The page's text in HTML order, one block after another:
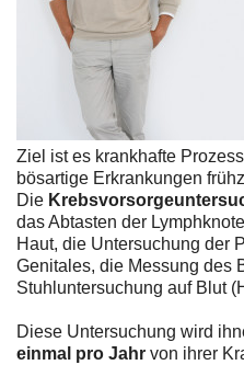
Ziel ist es krankhafte
bösartige Erkrankungen
Die
das Abtasten der
Haut, die Untersuchung der
Genitales, die Messung des
Stuhluntersuchung auf Blut
Diese Untersuchung wird
einmal pro Jahr von ihrer